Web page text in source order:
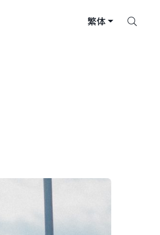
繁体
索